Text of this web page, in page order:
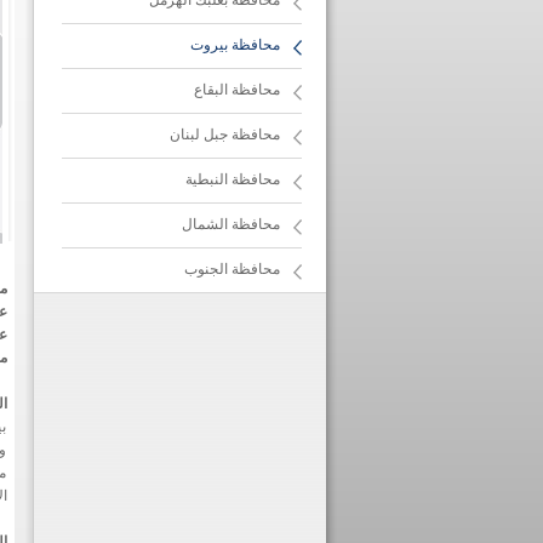
محافظة بيروت
محافظة البقاع
محافظة جبل لبنان
محافظة النبطية
محافظة الشمال
محافظة الجنوب